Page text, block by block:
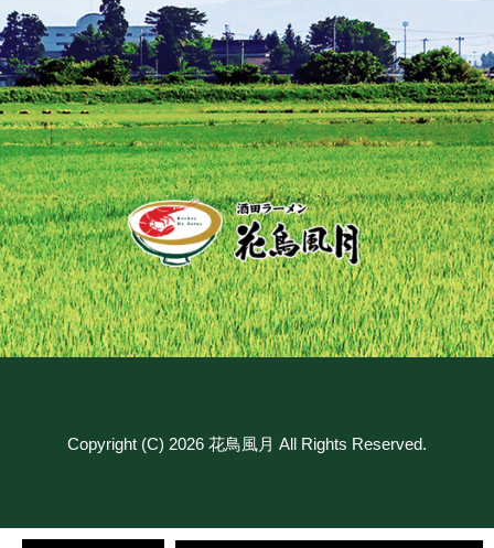
Copyright (C) 2026 花鳥風月 All Rights Reserved.